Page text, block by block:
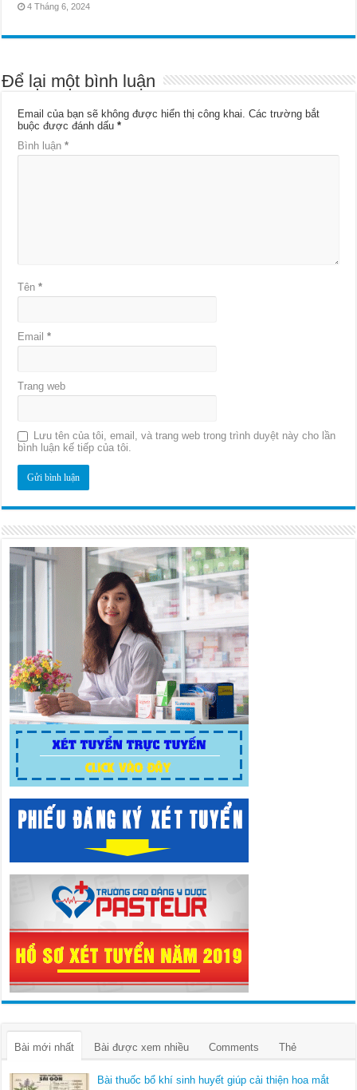
4 Tháng 6, 2024
Để lại một bình luận
Email của bạn sẽ không được hiển thị công khai.
Các trường bắt
buộc được đánh dấu*
Bình luận*
Tên*
Email*
Trang web
Lưu tên của tôi, email, và trang web trong trình duyệt này cho lần
bình luận kế tiếp của tôi.
Bài mới nhất Bài được xem nhiều Comments Thẻ
Bài thuốc bổ khí sinh huyết giúp cải thiện hoa mắt